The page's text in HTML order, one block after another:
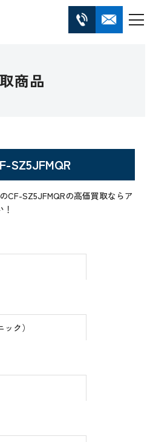
商品
SZ5JFMQR
CF-SZ5JFMQRの高価買取ならア
ク）